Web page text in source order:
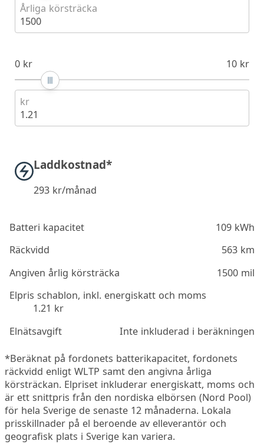
Årliga körsträcka
1500
0 kr 10 kr
kr
1.21
Laddkostnad*
293kr/månad
Batteri kapacitet
109 kWh
Räckvidd
563 km
Angiven årlig körsträcka
1500 mil
Elpris schablon, inkl. energiskatt och moms
1.21 kr
Elnätsavgift
Inte inkluderad i beräkningen
*Beräknat på fordonets batterikapacitet, fordonets
räckvidd enligt WLTP samt den angivna årliga
körsträckan. Elpriset inkluderar energiskatt, moms och
är ett snittpris från den nordiska elbörsen (Nord Pool)
för hela Sverige de senaste 12 månaderna. Lokala
prisskillnader på el beroende av elleverantör och
geografisk plats i Sverige kan variera.